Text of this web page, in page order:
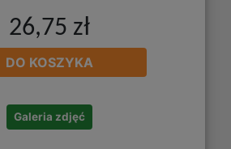
26,75 zł
DO KOSZYKA
Galeria zdjęć